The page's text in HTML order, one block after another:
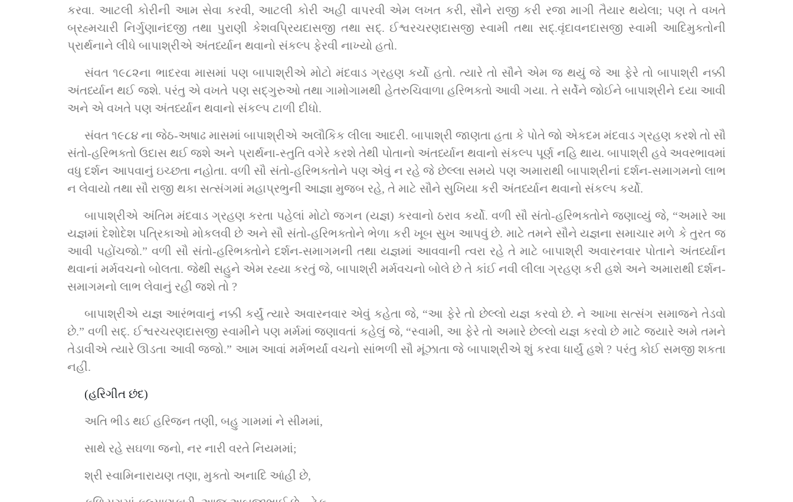
કરવા. આટલી કોરીની આમ સેવા કરવી, આટલી કોરી અહીં વાપરવી એમ લખત કરી, સૌને રાજી કરી રજા માગી તૈયાર થયેલા; પણ તે વખતે
બ્રહ્મચારી નિર્ગુણાનંદજી તથા પુરાણી કેશવપ્રિયદાસજી તથા સદ્‌. ઈશ્વરચરણદાસજી સ્વામી તથા સદ્‌.વૃંદાવનદાસજી સ્વામી આદિમુક્તોની
પ્રાર્થનાને લીધે બાપાશ્રીએ અંતર્ધ્યાન થવાનો સંકલ્પ ફેરવી નાખ્યો હતો.
સંવત ૧૯૮૨ના ભાદરવા માસમાં પણ બાપાશ્રીએ મોટો મંદવાડ ગ્રહણ કર્યો હતો. ત્યારે તો સૌને એમ જ થયું જે આ ફેરે તો બાપાશ્રી નક્કી
અંતર્ધ્યાન થઈ જશે. પરંતુ એ વખતે પણ સદ્‌ગુરુઓ તથા ગામોગામથી હેતરુચિવાળા હરિભક્તો આવી ગયા. તે સર્વેને જોઈને બાપાશ્રીને દયા આવી
અને એ વખતે પણ અંતર્ધ્યાન થવાનો સંકલ્પ ટાળી દીધો.
સંવત ૧૯૮૪ ના જેઠ-અષાઢ માસમાં બાપાશ્રીએ અલૌકિક લીલા આદરી. બાપાશ્રી જાણતા હતા કે પોતે જો એકદમ મંદવાડ ગ્રહણ કરશે તો સૌ
સંતો-હરિભક્તો ઉદાસ થઈ જશે અને પ્રાર્થના-સ્તુતિ વગેરે કરશે તેથી પોતાનો અંતર્ધ્યાન થવાનો સંકલ્પ પૂર્ણ નહિ થાય. બાપાશ્રી હવે અવરભાવમાં
વધુ દર્શન આપવાનું ઇચ્છતા નહોતા. વળી સૌ સંતો-હરિભક્તોને પણ એવું ન રહે જે છેલ્લા સમયે પણ અમારાથી બાપાશ્રીનાં દર્શન-સમાગમનો લાભ
ન લેવાયો તથા સૌ રાજી થકા સત્સંગમાં મહાપ્રભુની આજ્ઞા મુજબ રહે, તે માટે સૌને સુખિયા કરી અંતર્ધ્યાન થવાનો સંકલ્પ કર્યો.
બાપાશ્રીએ અંતિમ મંદવાડ ગ્રહણ કરતા પહેલાં મોટો જગન (યજ્ઞ) કરવાનો ઠરાવ કર્યો. વળી સૌ સંતો-હરિભક્તોને જણાવ્યું જે, “અમારે આ
યજ્ઞમાં દેશોદેશ પત્રિકાઓ મોકલવી છે અને સૌ સંતો-હરિભક્તોને ભેળા કરી ખૂબ સુખ આપવું છે. માટે તમને સૌને યજ્ઞના સમાચાર મળે કે તુરત જ
આવી પહોંચજો.” વળી સૌ સંતો-હરિભક્તોને દર્શન-સમાગમની તથા યજ્ઞમાં આવવાની ત્વરા રહે તે માટે બાપાશ્રી અવારનવાર પોતાને અંતર્ધ્યાન
થવાનાં મર્મવચનો બોલતા. જેથી સહુને એમ રહ્યા કરતું જે, બાપાશ્રી મર્મવચનો બોલે છે તે કાંઈ નવી લીલા ગ્રહણ કરી હશે અને અમારાથી દર્શન-
સમાગમનો લાભ લેવાનું રહી જશે તો ?
બાપાશ્રીએ યજ્ઞ આરંભવાનું નક્કી કર્યું ત્યારે અવારનવાર એવું કહેતા જે, “આ ફેરે તો છેલ્લો યજ્ઞ કરવો છે. ને આખા સત્સંગ સમાજને તેડવો
છે.” વળી સદ્‌. ઈશ્વરચરણદાસજી સ્વામીને પણ મર્મમાં જણાવતાં કહેલું જે, “સ્વામી, આ ફેરે તો અમારે છેલ્લો યજ્ઞ કરવો છે માટે જ્યારે અમે તમને
તેડાવીએ ત્યારે ઊડતા આવી જજો.” આમ આવાં મર્મભર્યાં વચનો સાંભળી સૌ મૂંઝાતા જે બાપાશ્રીએ શું કરવા ધાર્યું હશે ? પરંતુ કોઈ સમજી શકતા
નહીં.
(હરિગીત છંદ)
અતિ ભીડ થઈ હરિજન તણી, બહુ ગામમાં ને સીમમાં,
સાથે રહે સઘળા જનો, નર નારી વરતે નિયમમાં;
શ્રી સ્વામિનારાયણ તણા, મુક્તો અનાદિ આંહીં છે,